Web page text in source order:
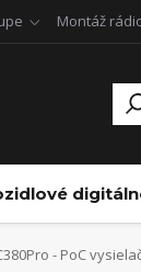
Montáž
- PoC